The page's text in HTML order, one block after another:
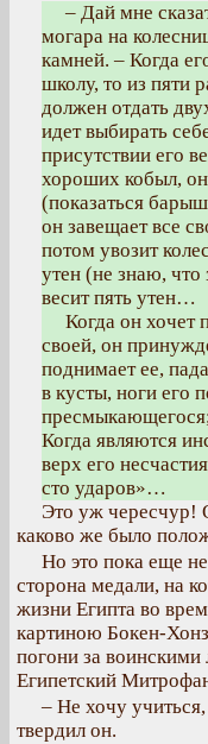
– Дай мне
могара на
камней. – Когда
школу, то из пяти
должен отдать
идет выбирать
присутствии его
хороших кобыл, он
(показаться
он завещает все
потом увозит
утен (не знаю, что
весит пять утен…
Когда он хочет
своей, он
поднимает ее,
в кусты, ноги его
Когда являются
верх его
сто ударов»…
Это уж чересчур!
каково же было
Но это пока еще
сторона медали, на
жизни Египта во
картиною Бокен-
погони за
Египетский
– Не хочу
твердил он.